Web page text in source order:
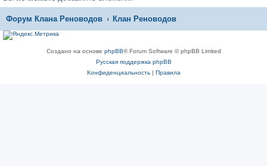
Форум Клана Реноводов Клан Реноводов
Создано на основе phpBB® Forum Software © phpBB Limited
Русская поддержка phpBB
Конфиденциальность| Правила